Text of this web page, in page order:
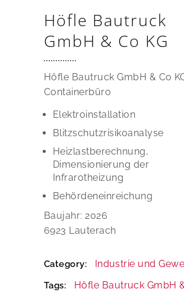
Höfle Bautruck
GmbH & Co KG
Höfle Bautruck GmbH & Co
Containerbüro
Elektroinstallation
Blitzschutzrisikoanalyse
Heizlastberechnung,
Dimensionierung der
Infrarotheizung
Behördeneinreichung
Baujahr: 2026
6923 Lauterach
Category: Industrie und
Tags: Höfle Bautruck GmbH